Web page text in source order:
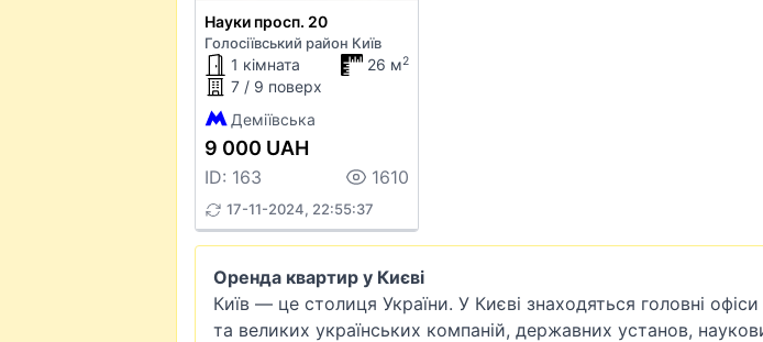
Науки просп. 20
Голосіївський район Київ
1 кімната 26 м2
7 / 9 поверх
Деміївська
9 000 UAH
ID: 163 1610
17-11-2024, 22:55:37
Оренда квартир у Києві
Київ — це столиця України. У Києві знаходяться головні
та великих українських компаній, державних установ,